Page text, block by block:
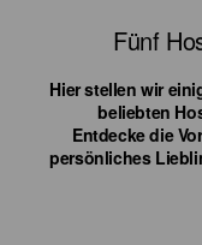
Fünf
Hier stellen wir
beliebten
Entdecke die
persönliches